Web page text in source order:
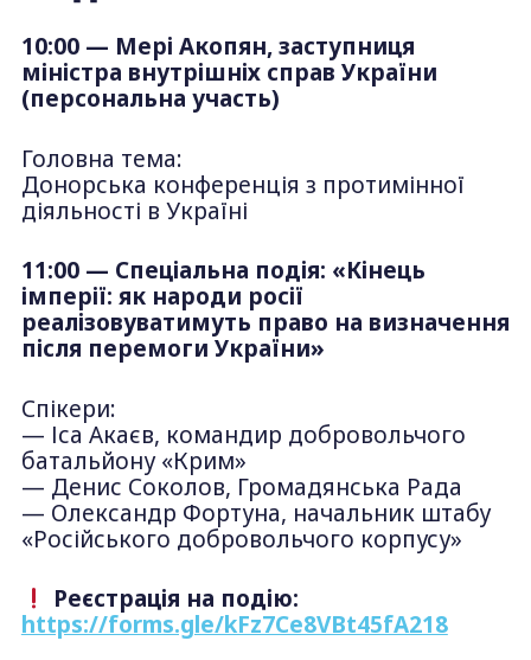
10:00 — Мері Акопян, заступниця
міністра внутрішніх справ України
(персональна участь)
Головна тема:
Донорська конференція з протимінної
діяльності в Україні
11:00 — Спеціальна подія: «Кінець
імперії: як народи росії
реалізовуватимуть право на визначення
після перемоги України»
Спікери:
— Іса Акаєв, командир добровольчого
батальйону «Крим»
— Денис Соколов, Громадянська Рада
— Олександр Фортуна, начальник штабу
«Російського добровольчого корпусу»
Реєстрація на подію:
https://forms.gle/kFz7Ce8VBt45fA218